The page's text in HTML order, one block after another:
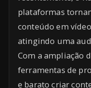
plataformas
conteúdo em
atingindo uma
Com a ampliação
ferramentas de
e barato criar